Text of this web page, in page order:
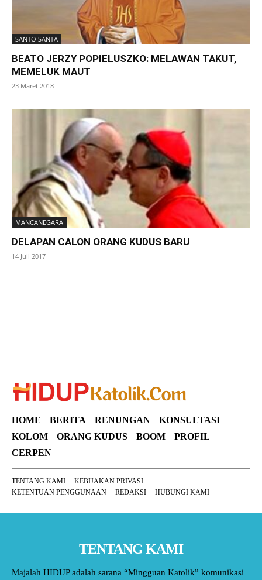
SANTO SANTA
BEATO JERZY POPIELUSZKO: MELAWAN TAKUT,
MEMELUK MAUT
23 Maret 2018
MANCANEGARA
DELAPAN CALON ORANG KUDUS BARU
14 Juli 2017
HOME BERITA RENUNGAN
KONSULTASI
KOLOM
ORANG KUDUS BOOM
PROFIL
CERPEN
TENTANG KAMI
KEBIJAKAN PRIVASI
KETENTUAN PENGGUNAAN
REDAKSI HUBUNGI KAMI
TENTANG KAMI
Majalah HIDUP adalah sarana “Mingguan Katolik” komunikasi